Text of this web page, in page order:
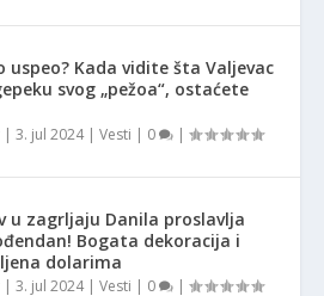
uspeo? Kada vidite šta Valjevac
svog „pežoa“, ostaćete
|3. jul 2024|Vesti | 0 |
u zagrljaju Danila proslavlja
Bogata dekoracija i
dolarima
|3. jul 2024|Vesti | 0 |